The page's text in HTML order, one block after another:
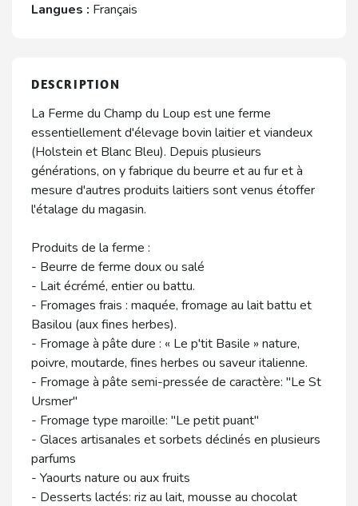
Langues : Français
DESCRIPTION
La Ferme du Champ du Loup est une ferme
essentiellement d'élevage bovin laitier et viandeux
(Holstein et Blanc Bleu). Depuis plusieurs
générations, on y fabrique du beurre et au fur et à
mesure d'autres produits laitiers sont venus étoffer
l'étalage du magasin.
Produits de la ferme :
- Beurre de ferme doux ou salé
- Lait écrémé, entier ou battu.
- Fromages frais : maquée, fromage au lait battu et
Basilou (aux fines herbes).
- Fromage à pâte dure : « Le p'tit Basile » nature,
poivre, moutarde, fines herbes ou saveur italienne.
- Fromage à pâte semi-pressée de caractère: "Le St
Ursmer"
- Fromage type maroille: "Le petit puant"
- Glaces artisanales et sorbets déclinés en plusieurs
parfums
- Yaourts nature ou aux fruits
- Desserts lactés: riz au lait, mousse au chocolat